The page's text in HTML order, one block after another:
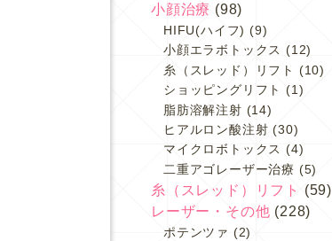
小顔治療 (98)
HIFU(ハイフ) (9)
小顔エラボトックス (12)
糸（スレッド）リフト
(10)
ショッピングリフト
(1)
脂肪溶解注射 (14)
ヒアルロン酸注射 (30)
マイクロボトックス (4)
二重アゴレーザー治療 (5)
糸（スレッド）リフト
(59)
レーザー・その他 (228)
ポテンツァ (2)